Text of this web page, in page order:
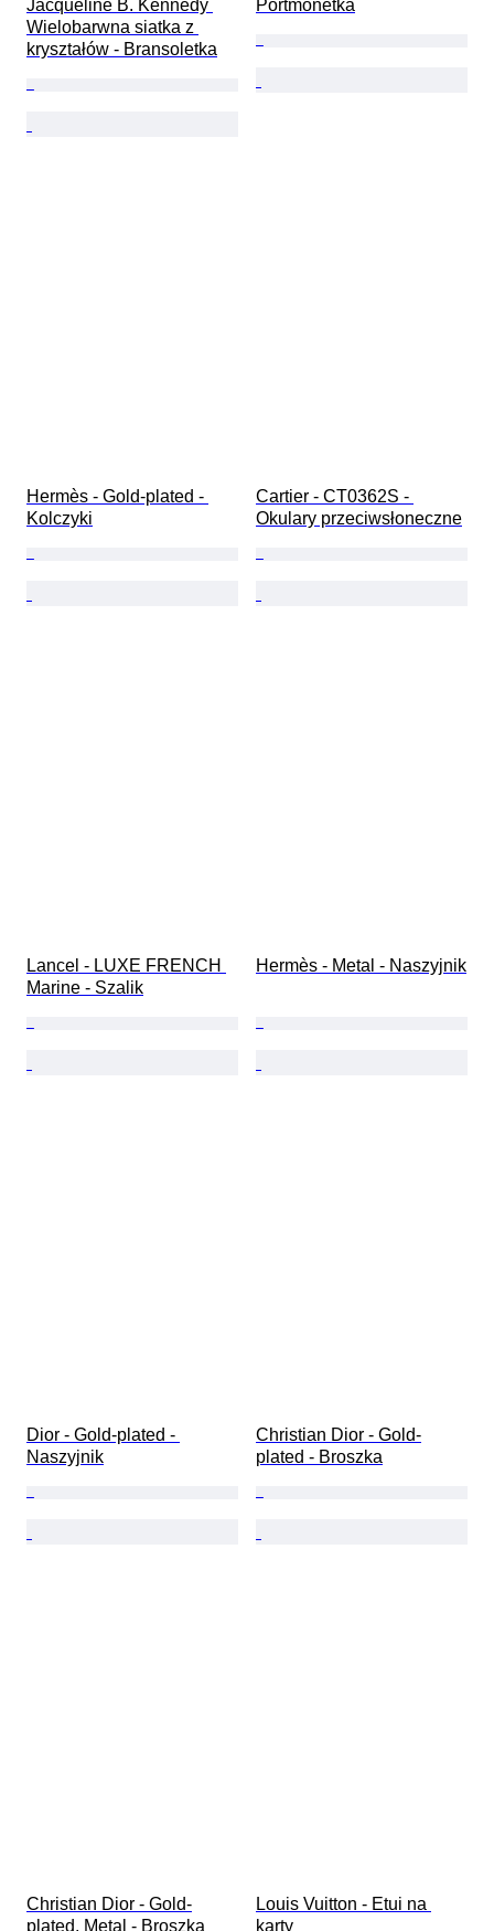
Jacqueline B. Kennedy
Wielobarwna siatka z
kryształów - Bransoletka
Portmonetka
Hermès - Gold-plated -
Kolczyki
Cartier - CT0362S -
Okulary przeciwsłoneczne
Lancel - LUXE FRENCH
Marine - Szalik
Hermès - Metal - Naszyjnik
Dior - Gold-plated -
Naszyjnik
Christian Dior - Gold-
plated - Broszka
Christian Dior - Gold-
plated, Metal - Broszka
Louis Vuitton - Etui na
karty